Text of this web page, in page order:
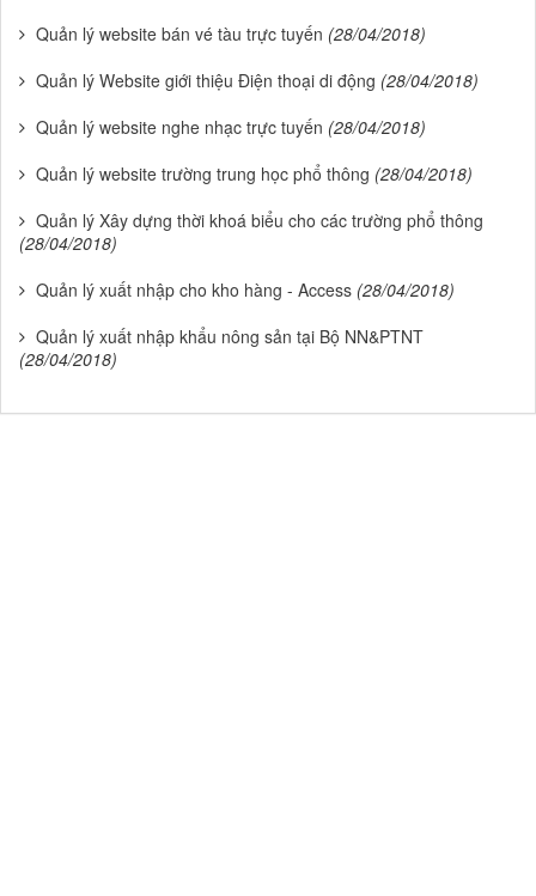
Quản lý website bán vé tàu trực tuyến (28/04/2018)
Quản lý Website giới thiệu Điện thoại di động (28/04/2018)
Quản lý website nghe nhạc trực tuyến (28/04/2018)
Quản lý website trường trung học phổ thông (28/04/2018)
Quản lý Xây dựng thời khoá biểu cho các trường phổ thông
(28/04/2018)
Quản lý xuất nhập cho kho hàng - Access (28/04/2018)
Quản lý xuất nhập khẩu nông sản tại Bộ NN&PTNT
(28/04/2018)